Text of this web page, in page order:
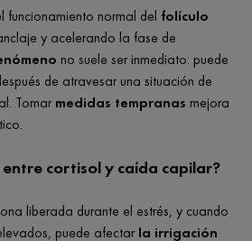
funcionamiento normal del folículo
y acelerando la fase de
no suele ser inmediato: puede
de atravesar una situación de
Tomarmedidas tempranas mejora
cortisol y caída capilar?
liberada durante el estrés, y cuando
puede afectarla irrigación